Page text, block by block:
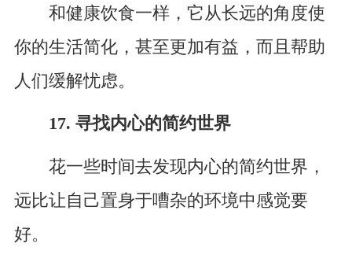
和健康饮食一样，它从长远的角度使
你的生活简化，甚至更加有益，而且帮助
人们缓解忧虑。
17. 寻找内心的简约世界
花一些时间去发现内心的简约世界，
远比让自己置身于嘈杂的环境中感觉要
好。